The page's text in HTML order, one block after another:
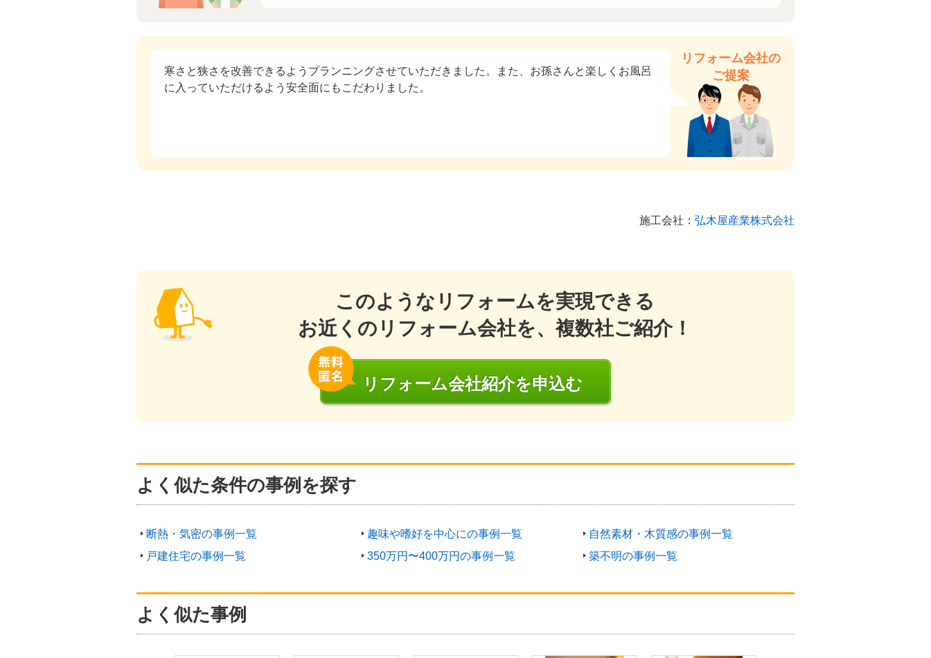
リフォーム会社の
ご提案
寒さと狭さを改善できるようプランニングさせていただきました。また、お孫さんと楽しくお風呂
に入っていただけるよう安全面にもこだわりました。
施工会社： 弘木屋産業株式会社
このようなリフォームを実現できる
お近くのリフォーム会社を、複数社ご紹介！
リフォーム会社紹介を申込む
よく似た条件の事例を探す
断熱・気密の事例一覧 趣味や嗜好を中心にの事例一覧
自然素材・木質感の事例一覧
戸建住宅の事例一覧
350万円〜400万円の事例一覧 築不明の事例一覧
よく似た事例